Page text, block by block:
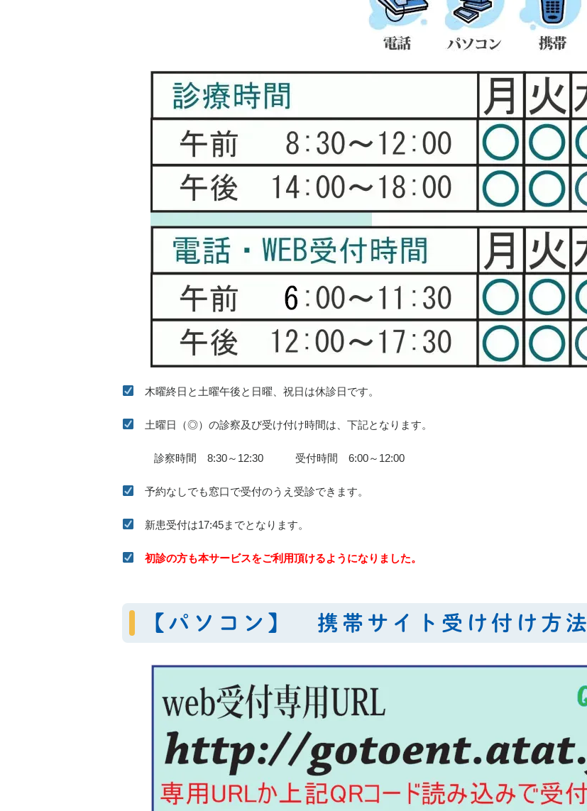
木曜終日と土曜午後と日曜、祝日は休診日です。
土曜日（◎）の診察及び受け付け時間は、下記となります。
診察時間 8:30～12:30 受付時間 6:00～12:00
予約なしでも窓口で受付のうえ受診できます。
新患受付は17:45までとなります。
初診の方も本サービスをご利用頂けるようになりました。
【パソコン】 携帯サイト受け付け方法